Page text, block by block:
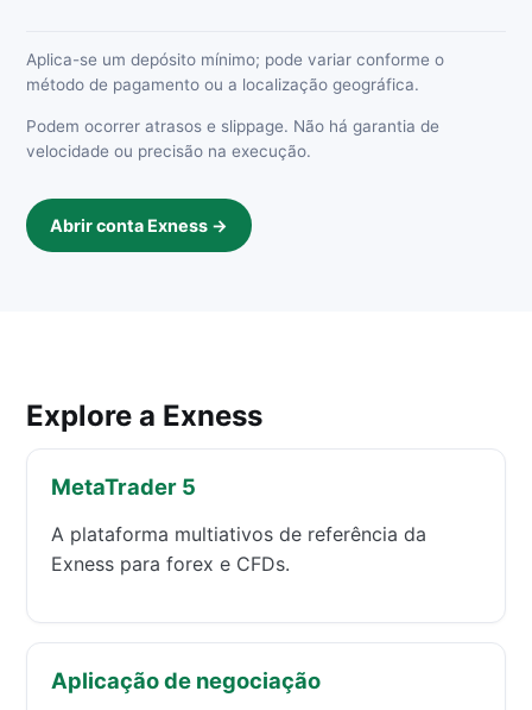
Aplica-se um depósito mínimo; pode variar conforme o
método de pagamento ou a localização geográfica.
Podem ocorrer atrasos e slippage. Não há garantia de
velocidade ou precisão na execução.
Abrir conta Exness →
Explore a Exness
MetaTrader 5
A plataforma multiativos de referência da
Exness para forex e CFDs.
Aplicação de negociação